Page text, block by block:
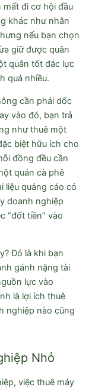
đi cơ hội đầu
khác như nhân
nếu bạn chọn
giữ được quân
quân tốt đắc lực
quá nhiều.
cần phải dốc
vào đó, bạn trả
như thuê một
biệt hữu ích cho
đồng đều cần
quán cà phê
liệu quảng cáo có
doanh nghiệp
“đốt tiền” vào
Đó là khi bạn
gánh nặng tài
lực vào
là lợi ích thuê
nghiệp nào cũng
Nhỏ
việc thuê máy